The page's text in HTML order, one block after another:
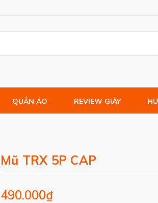
QUẦN ÁO REVIEW GIÀY
Mũ TRX 5P CAP
490.000₫